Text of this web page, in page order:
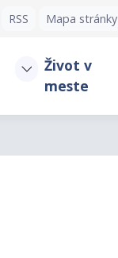
RSS Mapa stránky
Život v
meste